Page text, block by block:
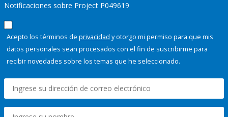
Notificaciones sobre Project P049619
Acepto los términos de privacidad y otorgo mi permiso para que mis
datos personales sean procesados con el fin de suscribirme para
recibir novedades sobre los temas que he seleccionado.